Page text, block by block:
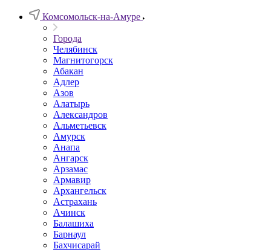
Комсомольск-на-Амуре
Города
Челябинск
Магнитогорск
Абакан
Адлер
Азов
Алатырь
Александров
Альметьевск
Амурск
Анапа
Ангарск
Арзамас
Армавир
Архангельск
Астрахань
Ачинск
Балашиха
Барнаул
Бахчисарай